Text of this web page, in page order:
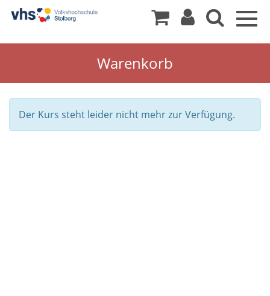
Warenkorb
Der Kurs steht leider nicht mehr zur Verfügung.